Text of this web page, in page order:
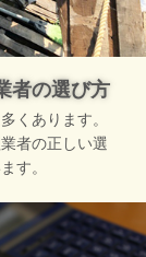
者の選び方
くあります。
者の正しい選
す。